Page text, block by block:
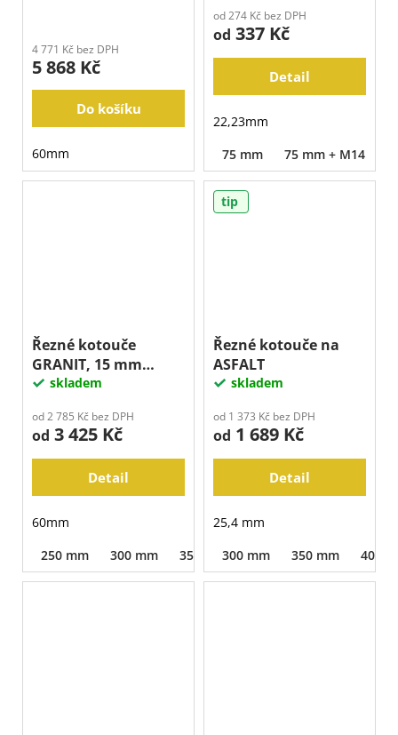
4 771 Kč bez DPH
5 868 Kč
Do košíku
60mm
od 274 Kč bez DPH
od 337 Kč
Detail
22,23mm
75 mm
75 mm + M14
Řezné kotouče
GRANIT, 15 mm
segment
skladem
od 2 785 Kč bez DPH
od 3 425 Kč
Detail
60mm
250 mm
300 mm 350 mm
tip
Řezné kotouče na
ASFALT
skladem
od 1 373 Kč bez DPH
od 1 689 Kč
Detail
25,4 mm
300 mm
350 mm 400